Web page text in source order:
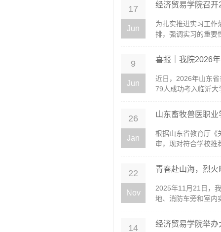
17
Jun
经济贸易学院召
为扎实推进实习工作
排，强调实习的重要
9
Jun
喜报｜我院2026
近日，2026年山东
79人成功考入临沂
26
Jan
山东畜牧兽医职
根据山东省教育厅《
审，现对符合学校推
22
Nov
青春赴山海，烈火
2025年11月21日，
地、消防车旁和室内
14 经济贸易学院举